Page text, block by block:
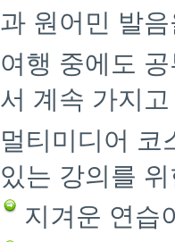
과 원어민 발
여행 중에도
서 계속 가지
멀티미디어 코
있는 강의를
지겨운 연습